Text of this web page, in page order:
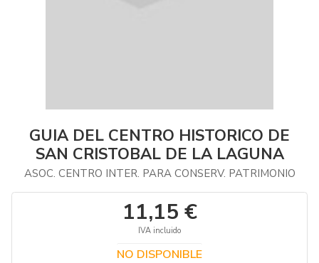
GUIA DEL CENTRO HISTORICO DE
SAN CRISTOBAL DE LA LAGUNA
ASOC. CENTRO INTER. PARA CONSERV. PATRIMONIO
11,15 €
IVA incluido
NO DISPONIBLE